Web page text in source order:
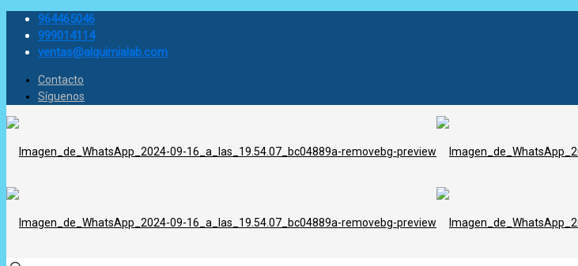
964465046
999014114
ventas@alquimialab.com
Contacto
Síguenos